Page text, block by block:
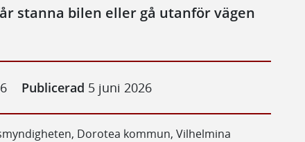
stanna bilen eller gå utanför vägen
Publicerad 5 juni 2026
Dorotea kommun, Vilhelmina